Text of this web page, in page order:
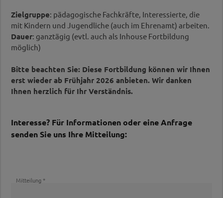
Zielgruppe: pädagogische Fachkräfte, Interessierte, die
mit Kindern und Jugendliche (auch im Ehrenamt) arbeiten.
Dauer: ganztägig (evtl. auch als Inhouse Fortbildung
möglich)
Bitte beachten Sie: Diese Fortbildung können wir Ihnen
erst wieder ab Frühjahr 2026 anbieten. Wir danken
Ihnen herzlich für Ihr Verständnis.
Interesse? Für Informationen oder eine Anfrage
senden Sie uns Ihre Mitteilung:
Mitteilung